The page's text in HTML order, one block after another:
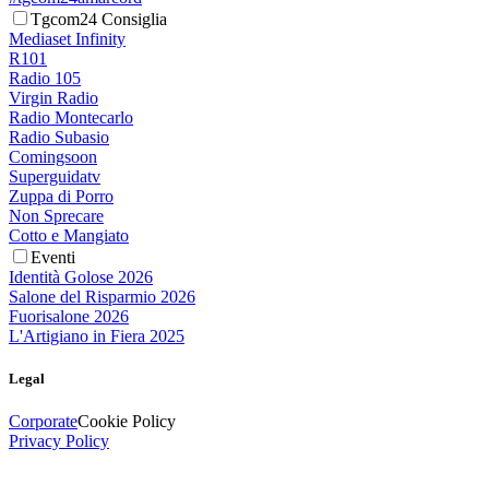
Tgcom24 Consiglia
Mediaset Infinity
R101
Radio 105
Virgin Radio
Radio Montecarlo
Radio Subasio
Comingsoon
Superguidatv
Zuppa di Porro
Non Sprecare
Cotto e Mangiato
Eventi
Identità Golose 2026
Salone del Risparmio 2026
Fuorisalone 2026
L'Artigiano in Fiera 2025
Legal
CorporateCookie Policy
Privacy Policy